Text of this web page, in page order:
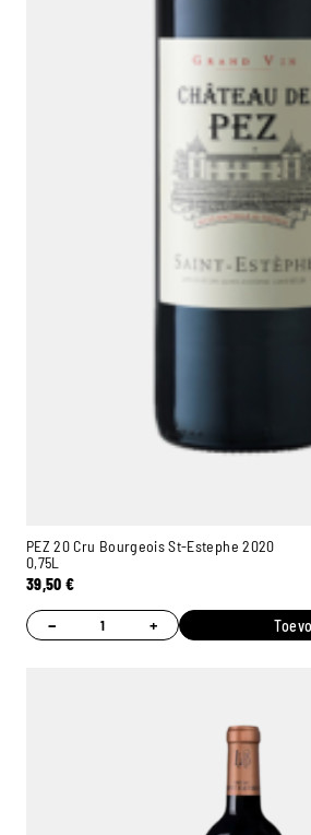
PEZ 20 Cru Bourgeois St-Estephe 2020
0,75L
39,50€
− +